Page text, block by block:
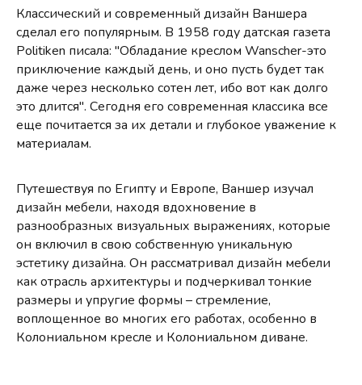
Классический и современный дизайн Ваншера
сделал его популярным. В 1958 году датская газета
Politiken писала: "Обладание креслом Wanscher-это
приключение каждый день, и оно пусть будет так
даже через несколько сотен лет, ибо вот как долго
это длится". Сегодня его современная классика все
еще почитается за их детали и глубокое уважение к
материалам.
Путешествуя по Египту и Европе, Ваншер изучал
дизайн мебели, находя вдохновение в
разнообразных визуальных выражениях, которые
он включил в свою собственную уникальную
эстетику дизайна. Он рассматривал дизайн мебели
как отрасль архитектуры и подчеркивал тонкие
размеры и упругие формы – стремление,
воплощенное во многих его работах, особенно в
Колониальном кресле и Колониальном диване.